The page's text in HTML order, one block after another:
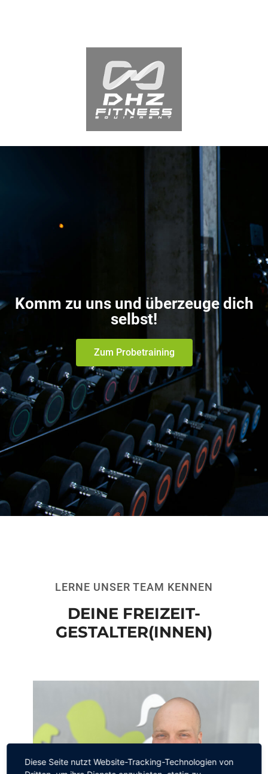
Komm zu uns und überzeuge dich
selbst!
Zum Probetraining
LERNE UNSER TEAM KENNEN
DEINE FREIZEIT-
GESTALTER(INNEN)
Diese Seite nutzt Website-Tracking-Technologien von